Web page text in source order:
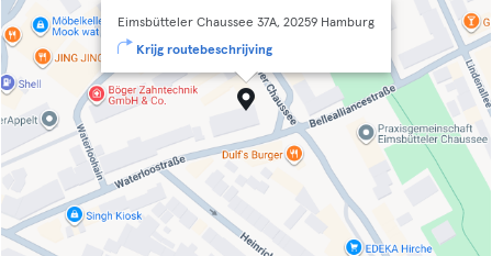
Eimsbütteler Chaussee 37A, 20259 Hamburg
Krijg routebeschrijving